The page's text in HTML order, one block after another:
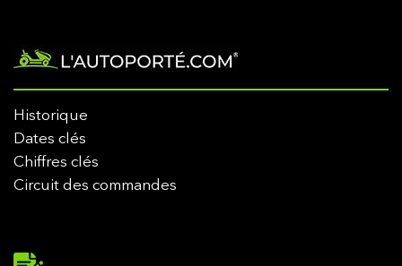
Historique
Dates clés
Chiffres clés
Circuit des commandes